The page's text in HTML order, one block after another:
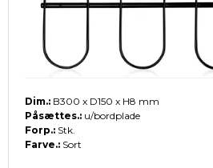
Dim.: B300 x D150 x H8 mm
Påsættes.: u/bordplade
Forp.: Stk.
Farve.: Sort